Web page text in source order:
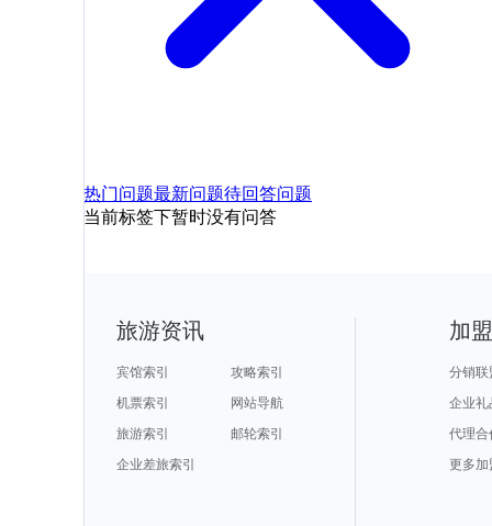
热门问题最新问题待回答问题
当前标签下暂时没有问答
旅游资讯
宾馆索引
攻略索引
机票索引
网站导航
旅游索引
邮轮索引
企业差旅索引
加
分销联
企业礼
代理合
更多加